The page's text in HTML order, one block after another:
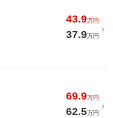
43.9万円
37.9万円
69.9万円
62.5万円